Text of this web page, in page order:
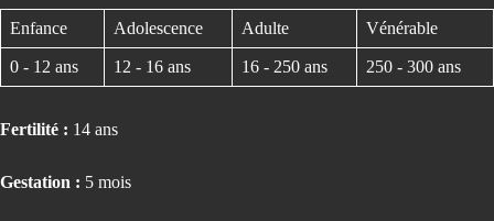
Enfance Adolescence Adulte Vénérable
0 - 12 ans 12 - 16 ans 16 - 250 ans 250 - 300 ans
Fertilité : 14 ans
Gestation : 5 mois